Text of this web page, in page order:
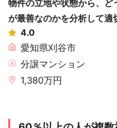
物件の立地や状態から、ど
が最善なのかを分析して適
4.0
愛知県刈谷市
分譲マンション
1,380万円